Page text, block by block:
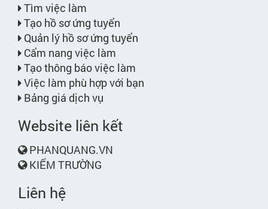
Tìm việc làm
Tạo hồ sơ ứng tuyển
Quản lý hồ sơ ứng tuyển
Cẩm nang việc làm
Tạo thông báo việc làm
Việc làm phù hợp với bạn
Bảng giá dịch vụ
Website liên kết
PHANQUANG.VN
KIẾM TRƯỜNG
Liên hệ